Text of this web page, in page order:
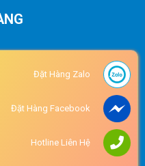
Đặt Hàng Zalo
Đặt Hàng Facebook
Hotline Liên Hệ